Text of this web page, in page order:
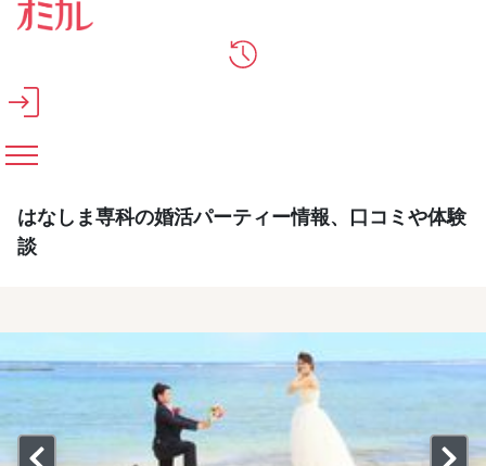
メインコンテンツへスキップ
はなしま専科の婚活パーティー情報、口コミや体験
談